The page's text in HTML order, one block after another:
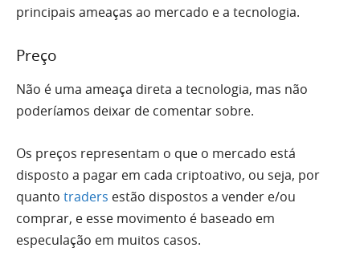
principais ameaças ao mercado e a tecnologia.
Preço
Não é uma ameaça direta a tecnologia, mas não
poderíamos deixar de comentar sobre.
Os preços representam o que o mercado está
disposto a pagar em cada criptoativo, ou seja, por
quanto traders estão dispostos a vender e/ou
comprar, e esse movimento é baseado em
especulação em muitos casos.